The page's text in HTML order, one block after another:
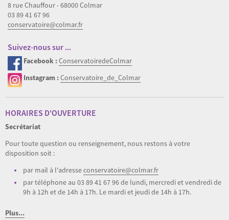
8 rue Chauffour - 68000 Colmar
03 89 41 67 96
conservatoire@colmar.fr
Suivez-nous sur ...
Facebook :ConservatoiredeColmar
Instagram :Conservatoire_de_Colmar
HORAIRES D'OUVERTURE
Secrétariat
Pour toute question ou renseignement, nous restons à votre
disposition soit :
par mail à l'adresseconservatoire@colmar.fr
par téléphone au 03 89 41 67 96 de lundi, mercredi et vendredi de
9h à 12h et de 14h à 17h. Le mardi et jeudi de 14h à 17h.
Plus...